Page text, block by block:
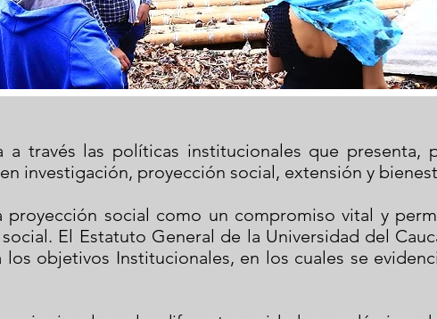
a través las políticas institucionales que presenta,
investigación, proyección social, extensión y
proyección social como un compromiso vital y
El Estatuto General de la Universidad del
objetivos Institucionales, en los cuales se